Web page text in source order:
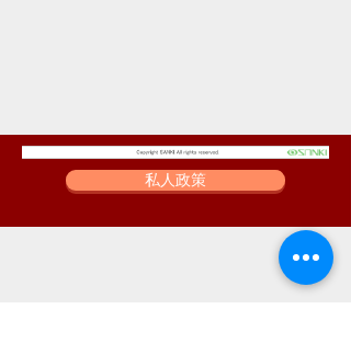
私人政策